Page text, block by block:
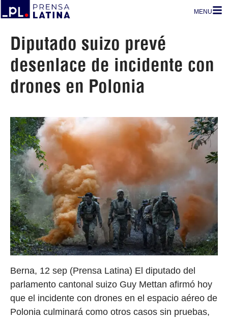
MENU
Diputado suizo prevé
desenlace de incidente con
drones en Polonia
Berna, 12 sep (Prensa Latina) El diputado del
parlamento cantonal suizo Guy Mettan afirmó hoy
que el incidente con drones en el espacio aéreo de
Polonia culminará como otros casos sin pruebas,